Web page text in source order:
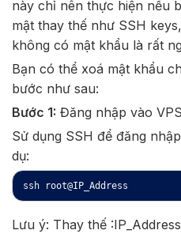
này chỉ nên thực hiện nếu
mật thay thế như SSH
không có mật khẩu là rất
Bạn có thể xoá mật khẩu
bước như sau:
Bước 1: Đăng nhập vào VPS
Sử dụng SSH để đăng
dụ:
ssh root@IP_Address
Lưu ý: Thay thế